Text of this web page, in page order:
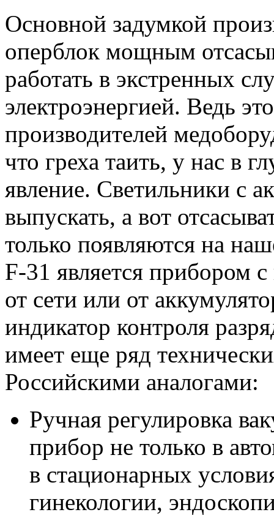
Основной задумкой
оперблок мощным
работать в экстренных
электроэнергией. Ведь
производителей
что греха таить, у нас в
явление. Светильники с
выпускать, а вот
только появляются на
F-31 является прибором
от сети или от
индикатор контроля
имеет еще ряд
Российскими аналогами:
Ручная регулировка
прибор не только в
в стационарных
гинекологии,